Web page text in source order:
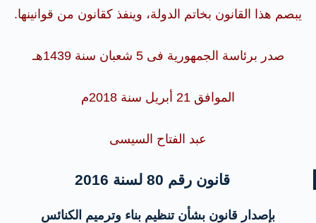
يبصم هذا القانون بخاتم الدولة، وينفذ كقانون من قوانينها.
صدر برئاسة الجمهورية فى 5 شعبان سنة 1439هـ
الموافق 21 أبريل سنة 2018م
عبد الفتاح السيسى
قانون رقم 80 لسنة 2016
بإصدار قانون بشأن تنظيم بناء وترميم الكنائس